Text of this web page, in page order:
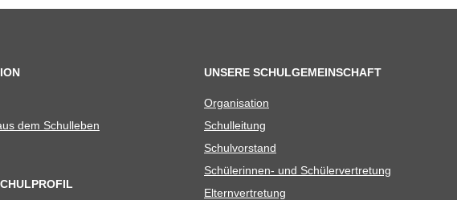
dem Schulleben
UNSERE SCHULGEMEINSCHAFT
Orga­ni­sa­tion
Schul­lei­tung
Schul­vor­stand
Schü­le­rin­nen- und Schülervertretung
Eltern­ver­tre­tung